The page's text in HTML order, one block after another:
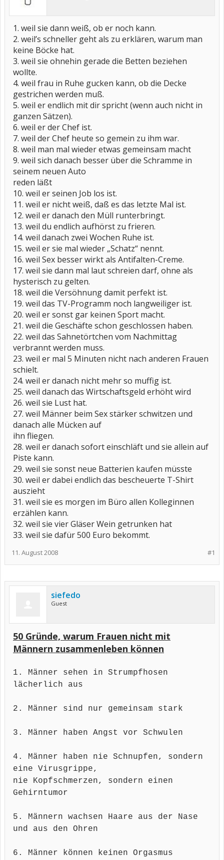
1. weil sie dann weiß, ob er noch kann.
2. weil’s schneller geht als zu erklären, warum man
keine Böcke hat.
3. weil sie ohnehin gerade die Betten beziehen
wollte.
4. weil frau in Ruhe gucken kann, ob die Decke
gestrichen werden muß.
5. weil er endlich mit dir spricht (wenn auch nicht in
ganzen Sätzen).
6. weil er der Chef ist.
7. weil der Chef heute so gemein zu ihm war.
8. weil man mal wieder etwas gemeinsam macht
9. weil sich danach besser über die Schramme in
seinem neuen Auto
reden läßt
10. weil er seinen Job los ist.
11. weil er nicht weiß, daß es das letzte Mal ist.
12. weil er danach den Müll runterbringt.
13. weil du endlich aufhörst zu frieren.
14. weil danach zwei Wochen Ruhe ist.
15. weil er sie mal wieder „Schatz“ nennt.
16. weil Sex besser wirkt als Antifalten-Creme.
17. weil sie dann mal laut schreien darf, ohne als
hysterisch zu gelten.
18. weil die Versöhnung damit perfekt ist.
19. weil das TV-Programm noch langweiliger ist.
20. weil er sonst gar keinen Sport macht.
21. weil die Geschäfte schon geschlossen haben.
22. weil das Sahnetörtchen vom Nachmittag
verbrannt werden muss.
23. weil er mal 5 Minuten nicht nach anderen Frauen
schielt.
24. weil er danach nicht mehr so muffig ist.
25. weil danach das Wirtschaftsgeld erhöht wird
26. weil sie Lust hat.
27. weil Männer beim Sex stärker schwitzen und
danach alle Mücken auf
ihn fliegen.
28. weil er danach sofort einschläft und sie allein auf
Piste kann.
29. weil sie sonst neue Batterien kaufen müsste
30. weil er dabei endlich das bescheuerte T-Shirt
auszieht
31. weil sie es morgen im Büro allen Kolleginnen
erzählen kann.
32. weil sie vier Gläser Wein getrunken hat
33. weil sie dafür 500 Euro bekommt.
#1
11. August 2008
siefedo
Guest
50 Gründe, warum Frauen nicht mit
Männern zusammenleben können
1. Männer sehen in Strumpfhosen
lächerlich aus
2. Männer sind nur gemeinsam stark
3. Männer haben Angst vor Schwulen
4. Männer haben nie Schnupfen, sondern
eine Virusgrippe,
nie Kopfschmerzen, sondern einen
Gehirntumor
5. Männern wachsen Haare aus der Nase
und aus den Ohren
6. Männer können keinen Orgasmus